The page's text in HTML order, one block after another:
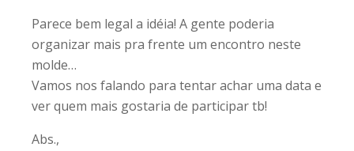
Parece bem legal a idéia! A gente poderia
organizar mais pra frente um encontro neste
molde…
Vamos nos falando para tentar achar uma data e
ver quem mais gostaria de participar tb!
Abs.,